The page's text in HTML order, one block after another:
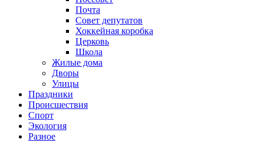
Почта
Совет депутатов
Хоккейная коробка
Церковь
Школа
Жилые дома
Дворы
Улицы
Праздники
Происшествия
Спорт
Экология
Разное